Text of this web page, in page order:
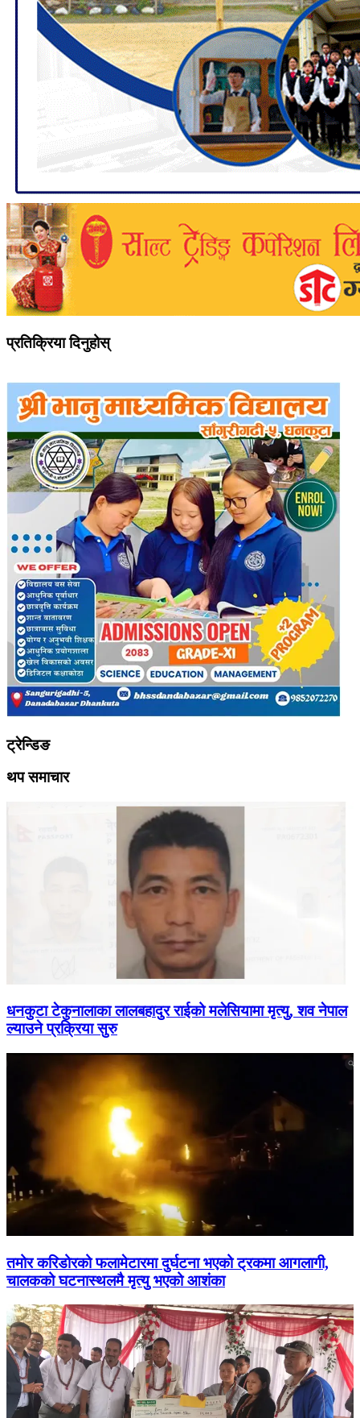
प्रतिक्रिया दिनुहोस्
ट्रेन्डिङ
थप समाचार
धनकुटा टेकुनालाका लालबहादुर राईको मलेसियामा मृत्यु, शव नेपाल
ल्याउने प्रक्रिया सुरु
तमोर करिडोरको फलामेटारमा दुर्घटना भएको ट्रकमा आगलागी,
चालकको घटनास्थलमै मृत्यु भएको आशंका